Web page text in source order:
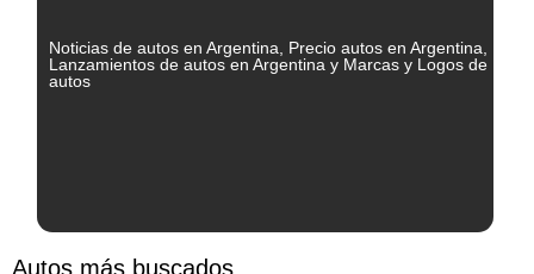
Noticias de autos en Argentina, Precio autos en Argentina,
Lanzamientos de autos en Argentina y Marcas y Logos de
autos
Autos más buscados